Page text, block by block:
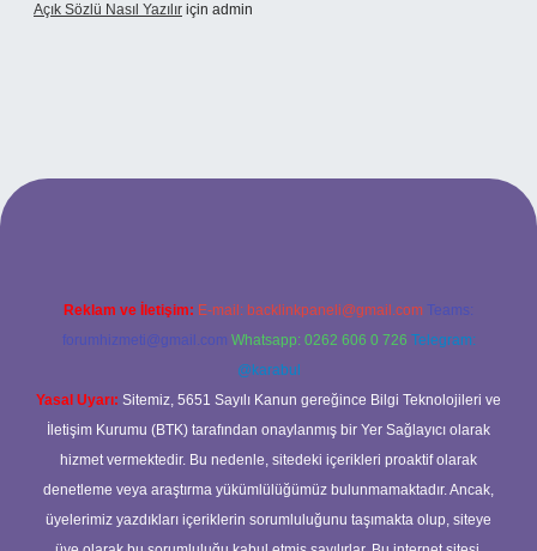
Açık Sözlü Nasıl Yazılır için admin
Reklam ve İletişim: E-mail: backlinkpaneli@gmail.com Teams:
forumhizmeti@gmail.com Whatsapp: 0262 606 0 726 Telegram:
@karabul
Yasal Uyarı: Sitemiz, 5651 Sayılı Kanun gereğince Bilgi Teknolojileri ve
İletişim Kurumu (BTK) tarafından onaylanmış bir Yer Sağlayıcı olarak
hizmet vermektedir. Bu nedenle, sitedeki içerikleri proaktif olarak
denetleme veya araştırma yükümlülüğümüz bulunmamaktadır. Ancak,
üyelerimiz yazdıkları içeriklerin sorumluluğunu taşımakta olup, siteye